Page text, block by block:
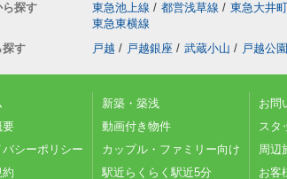
ら探す
東急池上線 / 都営浅草線 / 東急大井
東急東横線
探す
戸越 / 戸越銀座 / 武蔵小山 / 戸越公園
要
バシーポリシー
新築・築浅
動画付き物件
カップル・ファミリー向け
駅近らくらく駅近5分
お問
スタ
周辺
お客